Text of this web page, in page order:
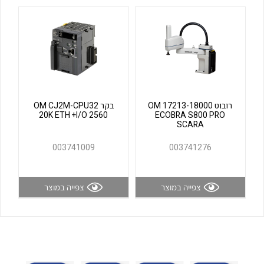
לכל מוצרי היצרן לכל מוצרי היצרן
רובוט OM 17213-18000
ECOBRA S800 PRO
SCARA
003741276
צפייה במוצר
בקר OM CJ2M-CPU32
20K ETH +I/O 2560
003741009
צפייה במוצר